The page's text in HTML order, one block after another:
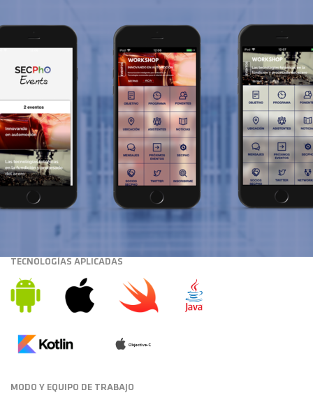
TECNOLOGÍAS APLICADAS
MODO Y EQUIPO DE TRABAJO